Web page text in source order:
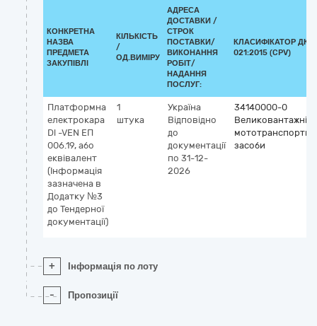
КОНКРЕТНА
НАЗВА
ПРЕДМЕТА
ЗАКУПІВЛІ
КІЛЬКІСТЬ
/
ОД.ВИМІРУ
АДРЕСА
ДОСТАВКИ /
СТРОК
ПОСТАВКИ/
ВИКОНАННЯ
РОБІТ/
НАДАННЯ
ПОСЛУГ:
КЛАСИФІКАТОР ДК
021:2015 (CPV)
Платформна
електрокара
Dl -VEN EП
006.19, або
еквівалент
(Інформація
зазначена в
Додатку №3
до Тендерної
документації)
1
штука
Україна
Відповідно
до
документації
по 31-12-
2026
34140000-0
Великовантажні
мототранспортні
засоби
+ Інформація по лоту
- Пропозиції